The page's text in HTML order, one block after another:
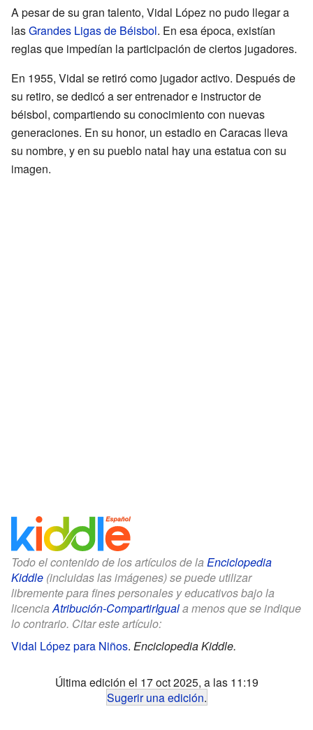
A pesar de su gran talento, Vidal López no pudo llegar a
lasGrandes Ligas de Béisbol. En esa época, existían
reglas que impedían la participación de ciertos jugadores.
En 1955, Vidal se retiró como jugador activo. Después de
su retiro, se dedicó a ser entrenador e instructor de
béisbol, compartiendo su conocimiento con nuevas
generaciones. En su honor, un estadio en Caracas lleva
su nombre, y en su pueblo natal hay una estatua con su
imagen.
Todo el contenido de los artículos de la Enciclopedia
Kiddle (incluidas las imágenes) se puede utilizar
libremente para fines personales y educativos bajo la
licenciaAtribución-CompartirIguala menos que se indique
lo contrario. Citar este artículo:
Vidal López para Niños. Enciclopedia Kiddle.
Última edición el 17 oct 2025, a las 11:19
Sugerir una edición.